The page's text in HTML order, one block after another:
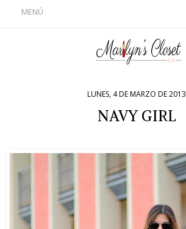
MENÚ
LUNES, 4 DE MARZO DE 2013
NAVY GIRL